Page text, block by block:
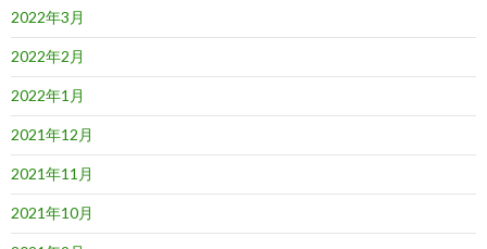
2022年3月
2022年2月
2022年1月
2021年12月
2021年11月
2021年10月